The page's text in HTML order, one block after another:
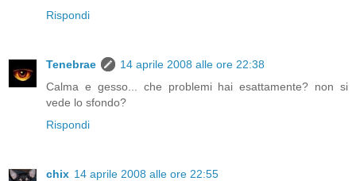
Rispondi
Tenebrae
14 aprile 2008 alle ore 22:38
Calma e gesso... che problemi hai esattamente? non si
vede lo sfondo?
Rispondi
chix 14 aprile 2008 alle ore 22:55